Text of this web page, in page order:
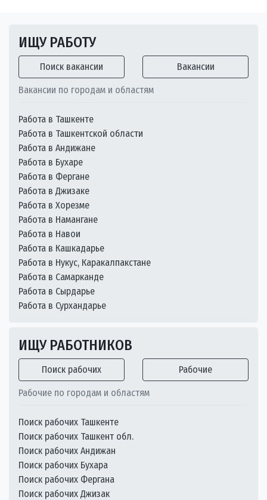
ИЩУ РАБОТУ
Поиск вакансии Вакансии
Вакансии по городам и областям
Работа в Ташкенте
Работа в Ташкентской области
Работа в Андижане
Работа в Бухаре
Работа в Фергане
Работа в Джизаке
Работа в Хорезме
Работа в Намангане
Работа в Навои
Работа в Кашкадарье
Работа в Нукус, Каракалпакстане
Работа в Самарканде
Работа в Сырдарье
Работа в Сурхандарье
ИЩУ РАБОТНИКОВ
Поиск рабочих Рабочие
Рабочие по городам и областям
Поиск рабочих Ташкенте
Поиск рабочих Ташкент обл.
Поиск рабочих Андижан
Поиск рабочих Бухара
Поиск рабочих Фергана
Поиск рабочих Джизак